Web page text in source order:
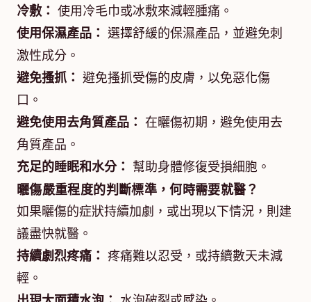
冷敷： 使用冷毛巾或冰敷來減輕腫痛。
使用保濕產品： 選擇舒緩的保濕產品，並避免刺
激性成分。
避免搔抓： 避免搔抓受傷的皮膚，以免惡化傷
口。
避免使用去角質產品： 在曬傷初期，避免使用去
角質產品。
充足的睡眠和水分： 幫助身體修復受損細胞。
曬傷嚴重程度的判斷標準，何時需要就醫？
如果曬傷的症狀持續加劇，或出現以下情況，則建
議盡快就醫。
持續劇烈疼痛： 疼痛難以忍受，或持續數天未減
輕。